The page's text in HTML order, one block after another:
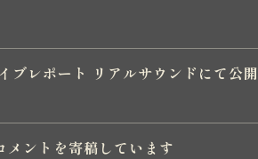
レポート リアルサウンドにて公開
ントを寄稿しています